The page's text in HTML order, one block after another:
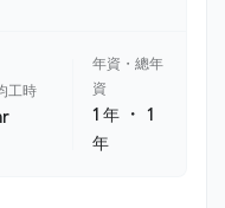
工時
年資・總年
資
1 年 ・1
年